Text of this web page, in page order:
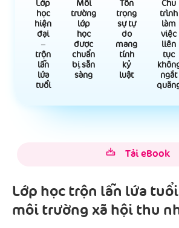
Lớp
học
hiện
đại
–
trộn
lẫn
lứa
tuổi
Môi
trường
lớp
học
được
chuẩn
bị sẵn
sàng
Tôn
trọng
sự tự
do
mang
tính
kỷ
luật
Chu
trình
làm
việc
liên
tục
ngắt
Tải eBook
Lớp học trộn lẫn lứa
môi trường xã hội thu